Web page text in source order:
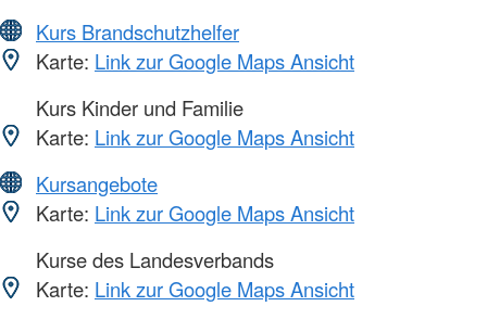
Kurs Brandschutzhelfer
Karte: Link zur Google Maps Ansicht
Kurs Kinder und Familie
Karte: Link zur Google Maps Ansicht
Kursangebote
Karte: Link zur Google Maps Ansicht
Kurse des Landesverbands
Karte: Link zur Google Maps Ansicht